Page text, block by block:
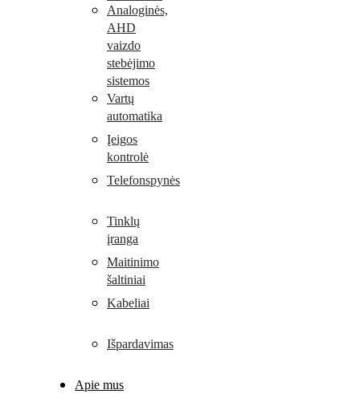
Analoginės,
AHD
vaizdo
stebėjimo
sistemos
Vartų
automatika
Įeigos
kontrolė
Telefonspynės
Tinklų
įranga
Maitinimo
šaltiniai
Kabeliai
Išpardavimas
Apie mus